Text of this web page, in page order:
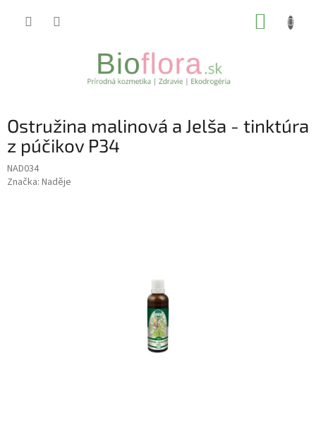
Ostružina malinová a Jelša - tinktúra
z púčikov P34
NAD034
Značka: Naděje